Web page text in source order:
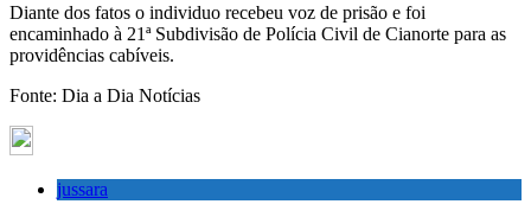
Diante dos fatos o individuo recebeu voz de prisão e foi
encaminhado à 21ª Subdivisão de Polícia Civil de Cianorte para as
providências cabíveis.
Fonte: Dia a Dia Notícias
jussara